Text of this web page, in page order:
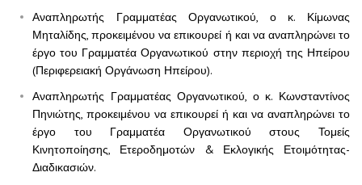
Αναπληρωτής Γραμματέας Οργανωτικού, ο κ. Κίμωνας
Μηταλίδης, προκειμένου να επικουρεί ή και να αναπληρώνει το
έργο του Γραμματέα Οργανωτικού στην περιοχή της Ηπείρου
(Περιφερειακή Οργάνωση Ηπείρου).
Αναπληρωτής Γραμματέας Οργανωτικού, ο κ. Κωνσταντίνος
Πηνιώτης, προκειμένου να επικουρεί ή και να αναπληρώνει το
έργο του Γραμματέα Οργανωτικού στους Τομείς
Κινητοποίησης, Ετεροδημοτών & Εκλογικής Ετοιμότητας-
Διαδικασιών.